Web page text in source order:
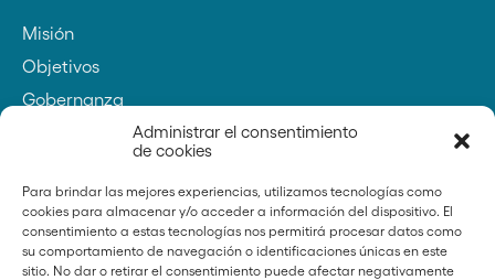
Administrar el consentimiento
de cookies
Para brindar las mejores experiencias, utilizamos tecnologías como
cookies para almacenar y/o acceder a información del dispositivo. El
consentimiento a estas tecnologías nos permitirá procesar datos como
su comportamiento de navegación o identificaciones únicas en este
sitio. No dar o retirar el consentimiento puede afectar negativamente
Misión
Objetivos
Gobernanza
Fundador